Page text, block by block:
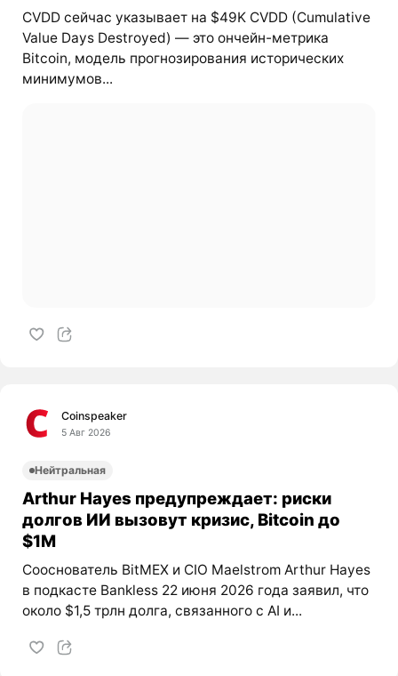
CVDD сейчас указывает на $49K CVDD (Cumulative
Value Days Destroyed) — это ончейн-метрика
Bitcoin, модель прогнозирования исторических
минимумов...
Coinspeaker
5 Авг 2026
Нейтральная
Arthur Hayes предупреждает: риски
долгов ИИ вызовут кризис, Bitcoin до
$1M
Сооснователь BitMEX и CIO Maelstrom Arthur Hayes
в подкасте Bankless 22 июня 2026 года заявил, что
около $1,5 трлн долга, связанного с AI и...